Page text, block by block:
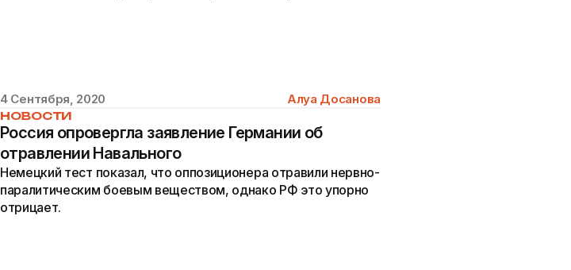
4 Сентября, 2020 Алуа Досанова
НОВОСТИ
Россия опровергла заявление Германии об
отравлении Навального
Немецкий тест показал, что оппозиционера отравили нервно-
паралитическим боевым веществом, однако РФ это упорно
отрицает.